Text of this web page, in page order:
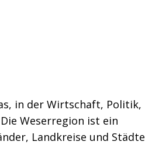
in der Wirtschaft, Politik,
Weserregion ist ein
Landkreise und Städte